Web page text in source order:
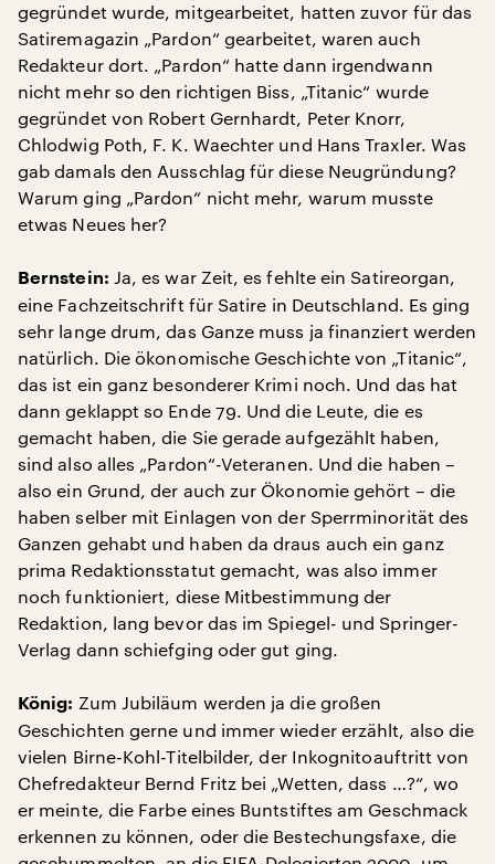
gegründet wurde, mitgearbeitet, hatten zuvor für das
Satiremagazin „Pardon“ gearbeitet, waren auch
Redakteur dort. „Pardon“ hatte dann irgendwann
nicht mehr so den richtigen Biss, „Titanic“ wurde
gegründet von Robert Gernhardt, Peter Knorr,
Chlodwig Poth, F. K. Waechter und Hans Traxler. Was
gab damals den Ausschlag für diese Neugründung?
Warum ging „Pardon“ nicht mehr, warum musste
etwas Neues her?
Bernstein: Ja, es war Zeit, es fehlte ein Satireorgan,
eine Fachzeitschrift für Satire in Deutschland. Es ging
sehr lange drum, das Ganze muss ja finanziert werden
natürlich. Die ökonomische Geschichte von „Titanic“,
das ist ein ganz besonderer Krimi noch. Und das hat
dann geklappt so Ende 79. Und die Leute, die es
gemacht haben, die Sie gerade aufgezählt haben,
sind also alles „Pardon“-Veteranen. Und die haben –
also ein Grund, der auch zur Ökonomie gehört – die
haben selber mit Einlagen von der Sperrminorität des
Ganzen gehabt und haben da draus auch ein ganz
prima Redaktionsstatut gemacht, was also immer
noch funktioniert, diese Mitbestimmung der
Redaktion, lang bevor das im Spiegel- und Springer-
Verlag dann schiefging oder gut ging.
König: Zum Jubiläum werden ja die großen
Geschichten gerne und immer wieder erzählt, also die
vielen Birne-Kohl-Titelbilder, der Inkognitoauftritt von
Chefredakteur Bernd Fritz bei „Wetten, dass …?“, wo
er meinte, die Farbe eines Buntstiftes am Geschmack
erkennen zu können, oder die Bestechungsfaxe, die